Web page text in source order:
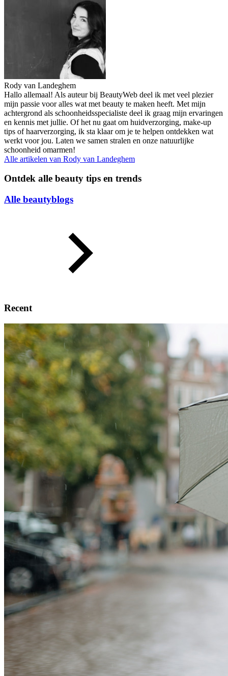
Rody van Landeghem
Hallo allemaal! Als auteur bij BeautyWeb deel ik met veel plezier
mijn passie voor alles wat met beauty te maken heeft. Met mijn
achtergrond als schoonheidsspecialiste deel ik graag mijn ervaringen
en kennis met jullie. Of het nu gaat om huidverzorging, make-up
tips of haarverzorging, ik sta klaar om je te helpen ontdekken wat
werkt voor jou. Laten we samen stralen en onze natuurlijke
schoonheid omarmen!
Alle artikelen van Rody van Landeghem
Ontdek alle beauty tips en trends
Alle beautyblogs
Recent